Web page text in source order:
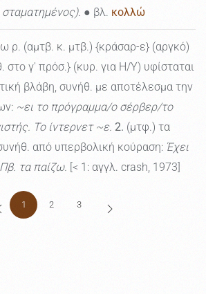
σταματημένος). ● βλ. κολλώ
ρ. (αμτβ. κ. μτβ.) {κράσαρ-ε} (αργκό)
γ' πρόσ.} (κυρ. για Η/Υ) υφίσταται
βλάβη, συνήθ. με αποτέλεσμα την
~ει το πρόγραμμα/ο σέρβερ/το
Το ίντερνετ ~ε. 2. (μτφ.) τα
από υπερβολική κούραση: Έχει
τα παίζω. [< 1: αγγλ. crash, 1973]
1 2 3